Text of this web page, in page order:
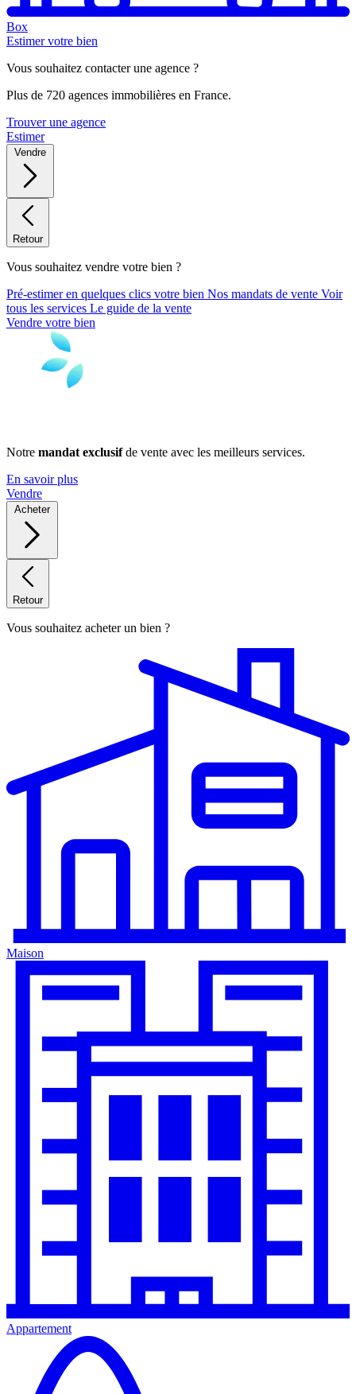
Box
Estimer votre bien
Vous souhaitez contacter une agence ?
Plus de 720 agences immobilières en France.
Trouver une agence
Estimer
Vendre
Retour
Vous souhaitez vendre votre bien ?
Pré-estimer en quelques clics votre bien Nos mandats de vente Voir
tous les services Le guide de la vente
Vendre votre bien
Notre mandat exclusifde vente avec les meilleurs services.
En savoir plus
Vendre
Acheter
Retour
Vous souhaitez acheter un bien ?
Maison
Appartement